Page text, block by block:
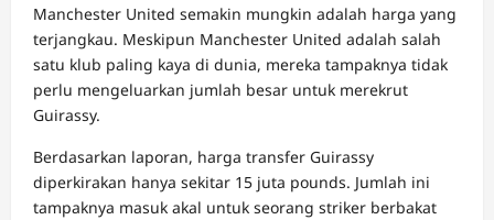
Manchester United semakin mungkin adalah harga yang
terjangkau. Meskipun Manchester United adalah salah
satu klub paling kaya di dunia, mereka tampaknya tidak
perlu mengeluarkan jumlah besar untuk merekrut
Guirassy.
Berdasarkan laporan, harga transfer Guirassy
diperkirakan hanya sekitar 15 juta pounds. Jumlah ini
tampaknya masuk akal untuk seorang striker berbakat